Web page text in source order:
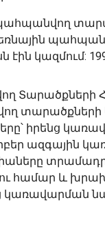
էին կազմում:
Տարածքների
տարածքների
իրենց
ազգային
համար և
կառավարման